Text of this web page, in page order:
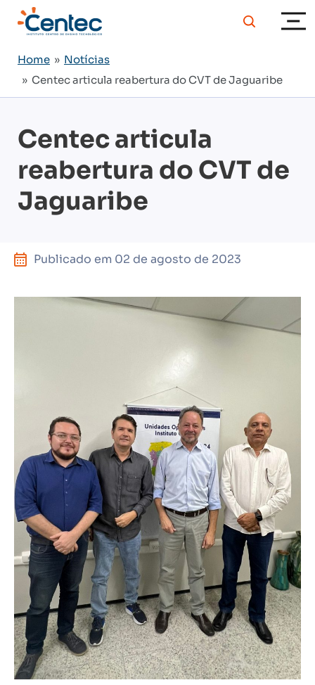
Home » Notícias
» Centec articula reabertura do CVT de Jaguaribe
Centec articula
reabertura do CVT de
Jaguaribe
Publicado em 02 de agosto de 2023